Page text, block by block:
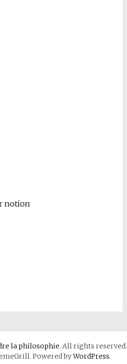
notion
la philosophie. All rights reserved.
Powered byWordPress.